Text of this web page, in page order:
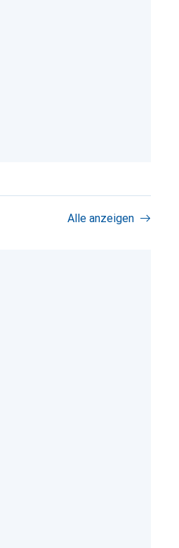
Alle anzeigen